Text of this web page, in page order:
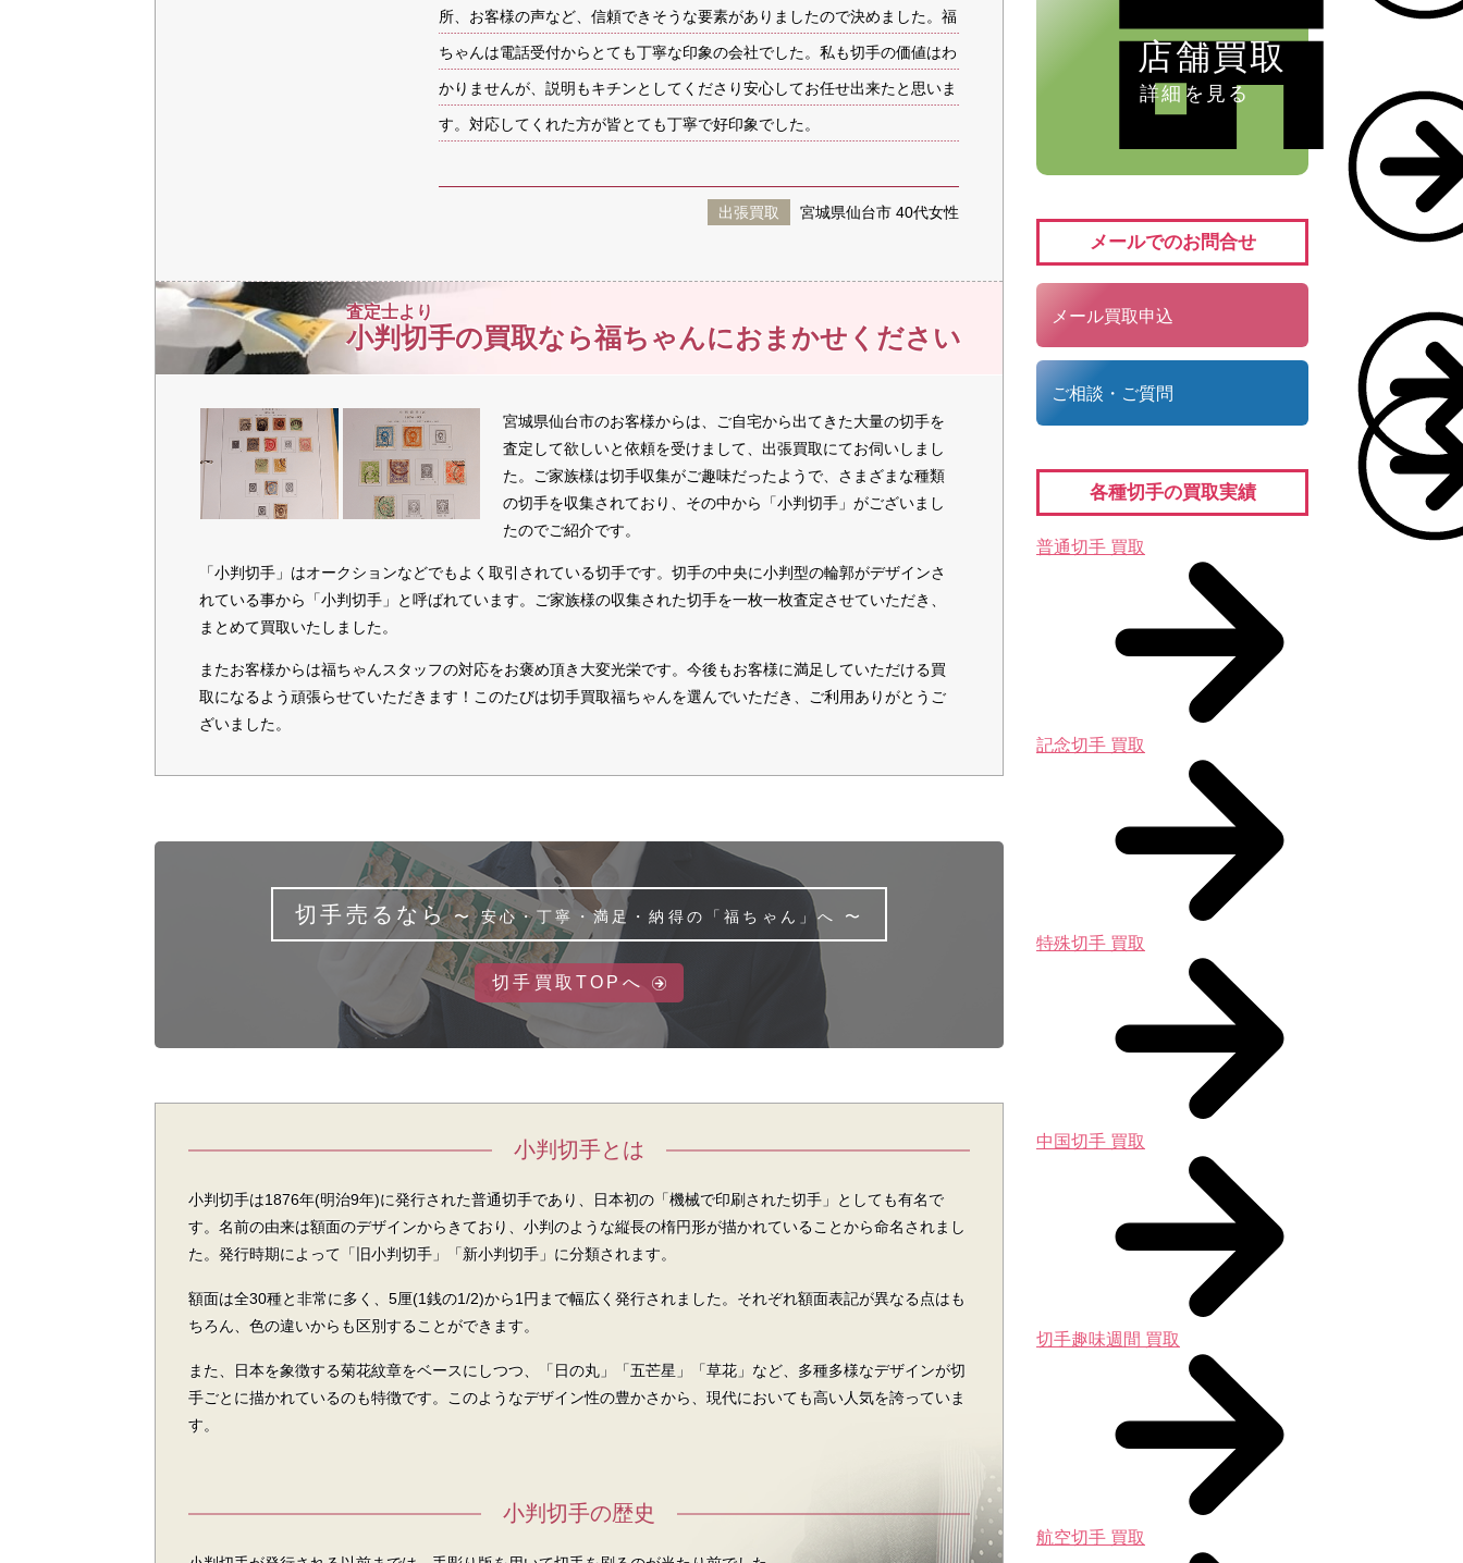
所、お客様の声など、信頼できそうな要素がありましたので決めました。福
ちゃんは電話受付からとても丁寧な印象の会社でした。私も切手の価値はわ
かりませんが、説明もキチンとしてくださり安心してお任せ出来たと思いま
す。対応してくれた方が皆とても丁寧で好印象でした。
出張買取 宮城県仙台市 40代女性
査定士より
小判切手の買取なら福ちゃんにおまかせください
宮城県仙台市のお客様からは、ご自宅から出てきた大量の切手を
査定して欲しいと依頼を受けまして、出張買取にてお伺いしまし
た。ご家族様は切手収集がご趣味だったようで、さまざまな種類
の切手を収集されており、その中から「小判切手」がございまし
たのでご紹介です。
「小判切手」はオークションなどでもよく取引されている切手です。切手の中央に小判型の輪郭がデザインさ
れている事から「小判切手」と呼ばれています。ご家族様の収集された切手を一枚一枚査定させていただき、
まとめて買取いたしました。
またお客様からは福ちゃんスタッフの対応をお褒め頂き大変光栄です。今後もお客様に満足していただける買
取になるよう頑張らせていただきます！このたびは切手買取福ちゃんを選んでいただき、ご利用ありがとうご
ざいました。
切手売るなら 安心・丁寧・満足・納得の 「福ちゃん」へ
切手買取TOPへ
小判切手とは
小判切手は1876年(明治9年)に発行された普通切手であり、日本初の「機械で印刷された切手」としても有名で
す。名前の由来は額面のデザインからきており、小判のような縦長の楕円形が描かれていることから命名されまし
た。発行時期によって「旧小判切手」「新小判切手」に分類されます。
額面は全30種と非常に多く、5厘(1銭の1/2)から1円まで幅広く発行されました。それぞれ額面表記が異なる点はも
ちろん、色の違いからも区別することができます。
また、日本を象徴する菊花紋章をベースにしつつ、「日の丸」「五芒星」「草花」など、多種多様なデザインが切
手ごとに描かれているのも特徴です。このようなデザイン性の豊かさから、現代においても高い人気を誇っていま
す。
小判切手の歴史
店舗買取
詳細を見る
メールでのお問合せ
メール買取申込
ご相談・ご質問
各種切手の買取実績
普通切手 買取
記念切手 買取
特殊切手 買取
中国切手 買取
切手趣味週間 買取
航空切手 買取